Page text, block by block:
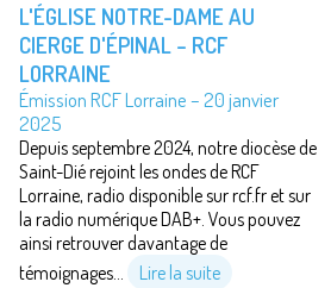
L'ÉGLISE NOTRE-DAME AU
CIERGE D'ÉPINAL – RCF
LORRAINE
Émission RCF Lorraine – 20 janvier
2025
Depuis septembre 2024, notre diocèse de
Saint-Dié rejoint les ondes de RCF
Lorraine, radio disponible sur rcf.fr et sur
la radio numérique DAB+. Vous pouvez
ainsi retrouver davantage de
témoignages...
Lire la suite